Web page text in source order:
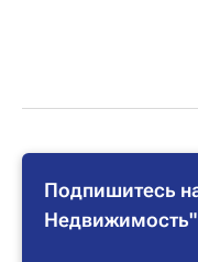
Подпишитесь
Недвижимость"